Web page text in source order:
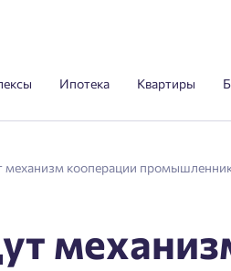
Ипотека Квартиры
механизм кооперации